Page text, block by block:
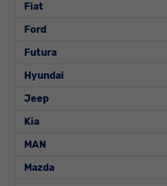
Fiat
Ford
Futura
Hyundai
Jeep
Kia
MAN
Mazda